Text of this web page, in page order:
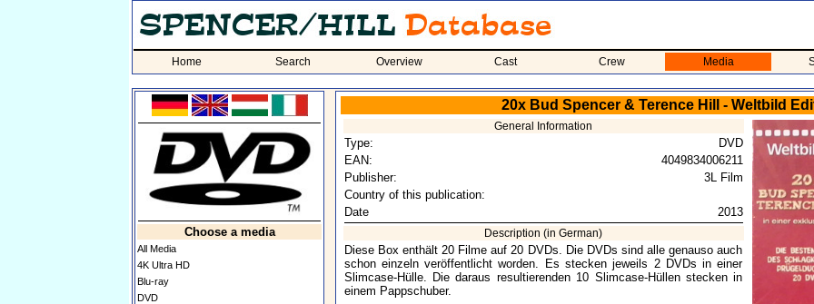
Home Search Overview Cast Crew Media
Choose a media
All Media
4K Ultra HD
Blu-ray
DVD
20x Bud Spencer & Terence Hill - Weltbild
General Information
Type:
DVD
EAN:
4049834006211
Publisher:
3L Film
Country of this publication:
Date
2013
Description (in German)
Diese Box enthält 20 Filme auf 20 DVDs. Die DVDs sind alle genauso auch
schon einzeln veröffentlicht worden. Es stecken jeweils 2 DVDs in einer
Slimcase-Hülle. Die daraus resultierenden 10 Slimcase-Hüllen stecken in
einem Pappschuber.